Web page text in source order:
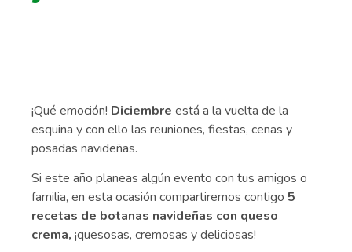
¡Qué emoción! Diciembre está a la vuelta de la
esquina y con ello las reuniones, fiestas, cenas y
posadas navideñas.
Si este año planeas algún evento con tus amigos o
familia, en esta ocasión compartiremos contigo 5
recetas de botanas navideñas con queso
crema, ¡quesosas, cremosas y deliciosas!